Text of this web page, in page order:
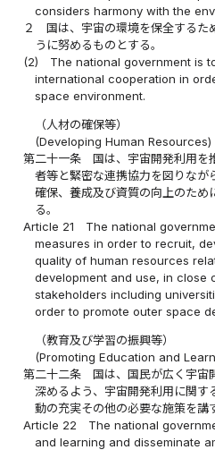
considers harmony with the
２
国は、宇宙の環境を保全するた
うに努めるものとする。
(2)
The national government is
international cooperation in
space environment.
（人材の確保等）
(Developing Human Resources)
第二十一条
国は、宇宙開発利用を
者等と緊密な連携協力を図りなが
確保、養成及び資質の向上のため
る。
Article 21
The national
measures in order to recruit,
quality of human resources
development and use, in close
stakeholders including
order to promote outer space
（教育及び学習の振興等）
(Promoting Education and
第二十二条
国は、国民が広く宇宙
深めるよう、宇宙開発利用に関す
動の充実その他の必要な施策を講
Article 22
The national
and learning and disseminate